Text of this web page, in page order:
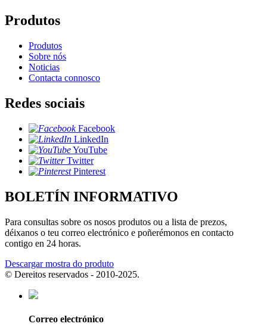
Produtos
Produtos
Sobre nós
Noticias
Contacta connosco
Redes sociais
Facebook
LinkedIn
YouTube
Twitter
Pinterest
BOLETÍN INFORMATIVO
Para consultas sobre os nosos produtos ou a lista de prezos,
déixanos o teu correo electrónico e poñerémonos en contacto
contigo en 24 horas.
Descargar mostra do produto
© Dereitos reservados - 2010-2025.
Correo electrónico